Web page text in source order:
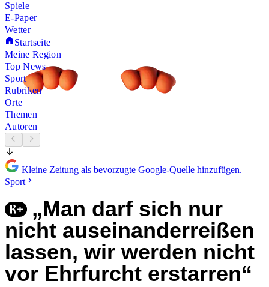
Spiele
E-Paper
Wetter
Startseite
Meine Region
Top News
Sport
Rubriken
Orte
Themen
Autoren
Kleine Zeitung als bevorzugte Google-Quelle hinzufügen.
Sport
„Man darf sich nur
nicht auseinanderreißen
lassen, wir werden nicht
vor Ehrfurcht erstarren“